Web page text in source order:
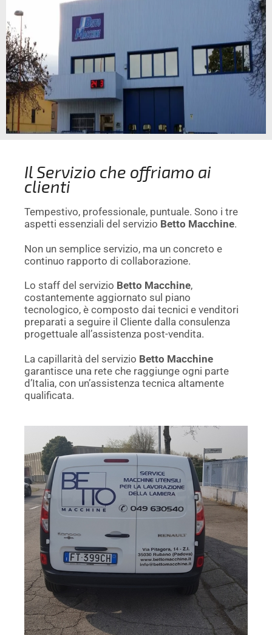
Il Servizio che offriamo ai
clienti
Tempestivo, professionale, puntuale. Sono i tre
aspetti essenziali del servizio Betto Macchine.
Non un semplice servizio, ma un concreto e
continuo rapporto di collaborazione.
Lo staff del servizio Betto Macchine,
costantemente aggiornato sul piano
tecnologico, è composto dai tecnici e venditori
preparati a seguire il Cliente dalla consulenza
progettuale all’assistenza post-vendita.
La capillarità del servizio Betto Macchine
garantisce una rete che raggiunge ogni parte
d’Italia, con un’assistenza tecnica altamente
qualificata.